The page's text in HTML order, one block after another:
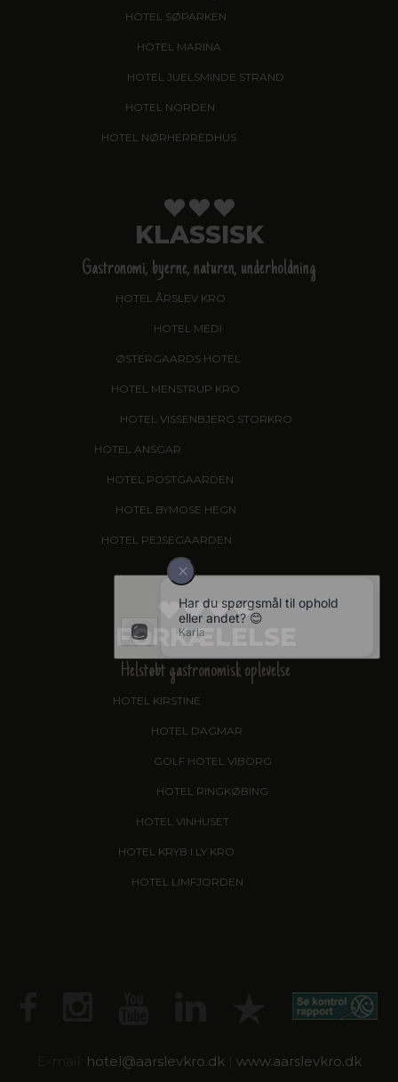
HOTEL SØPARKEN
HOTEL MARINA
HOTEL JUELSMINDE STRAND
HOTEL NORDEN
HOTEL NØRHERREDHUS, NORDBORG
KLASSISK
Gastronomi, byerne, naturen, underholdning
HOTEL ÅRSLEV KRO
HOTEL MEDI
ØSTERGAARDS HOTEL
HOTEL MENSTRUP KRO
HOTEL VISSENBJERG STORKRO
HOTEL ANSGAR
HOTEL POSTGAARDEN
HOTEL BYMOSE HEGN
HOTEL PEJSEGAARDEN
FORKÆLELSE
Helstøbt gastronomisk oplevelse
HOTEL KIRSTINE
HOTEL DAGMAR
GOLF HOTEL VIBORG
HOTEL RINGKØBING
HOTEL VINHUSET, NÆSTVED
HOTEL KRYB I LY KRO
HOTEL LIMFJORDEN
hotel@aarslevkro.dk www.aarslevkro.dk